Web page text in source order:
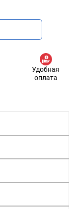
Удобная
оплата